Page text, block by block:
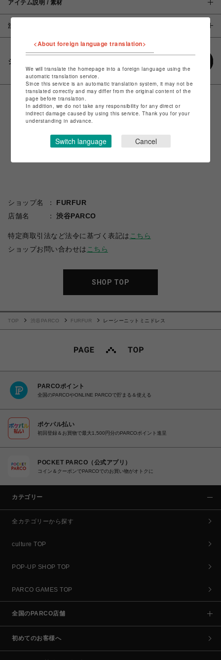
アイテム説明 / 素材
注意事項
シェアする
ショップ名
FURFUR
店舗名
渋谷PARCO
特定商取引法など法令に基づく表記は こちら
ショップお問い合わせは こちら
SHOP TOP
TOP 渋谷PARCO FURFUR レーシーニットミニドレス
PARCOポイント
全国のPARCOやONLINE PARCOで貯まる＆使える
ポケパル払い
初回登録＆お買物で最大1,500円分のPARCOポイント進呈
POCKET PARCO（公式アプリ）
コイン＆クーポンでPARCOでのお買い物がオトクに
カテゴリー
全カテゴリーから探す
culture TOP
POP-UP SHOP TOP
PARCO GAMES TOP
全国のPARCO店舗
初めてのお客様へ
<About foreign language translation>
We will translate the homepage into a foreign language using the
automatic translation service.
Since this service is an automatic translation system, it may not be
translated correctly and may differ from the original content of the
page before translation.
In addition, we do not take any responsibility for any direct or
indirect damage caused by using this service. Thank you for your
understanding in advance.
Switch language Cancel